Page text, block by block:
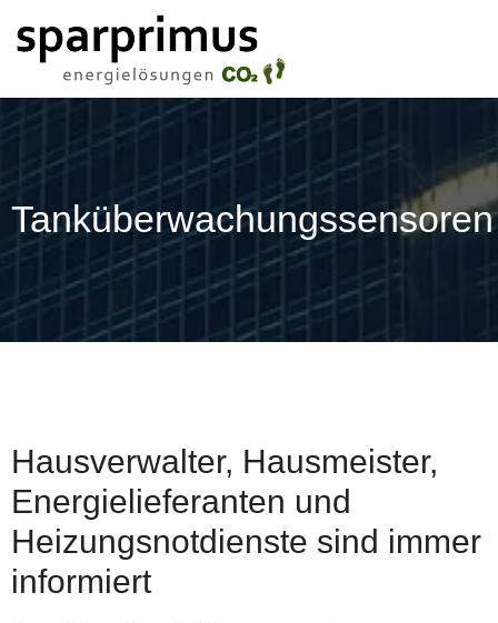
Tanküberwachungssensoren
Hausverwalter, Hausmeister,
Energielieferanten und
Heizungsnotdienste sind immer
informiert